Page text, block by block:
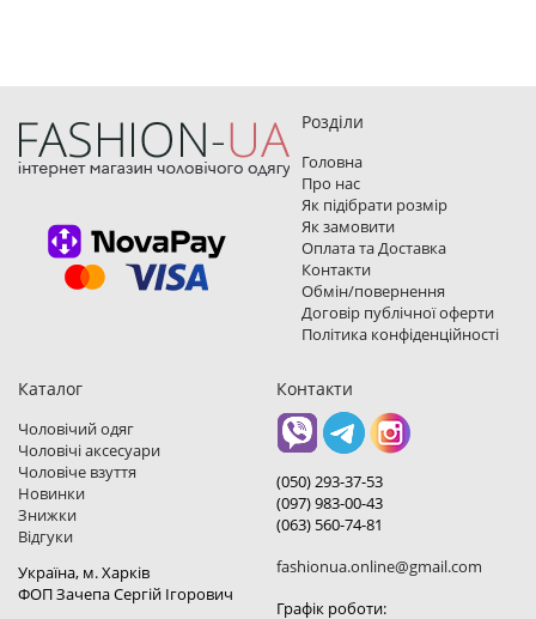
Розділи
Головна
Про нас
Як підібрати розмір
Як замовити
Оплата та Доставка
Контакти
Обмін/повернення
Договір публічної оферти
Політика конфіденційності
Каталог
Чоловічий одяг
Чоловічі аксесуари
Чоловіче взуття
Новинки
Знижки
Відгуки
Україна, м. Харкiв
ФОП Зачепа Сергій Ігорович
Контакти
(050) 293-37-53
(097) 983-00-43
(063) 560-74-81
fashionua.online@gmail.com
Графік роботи: